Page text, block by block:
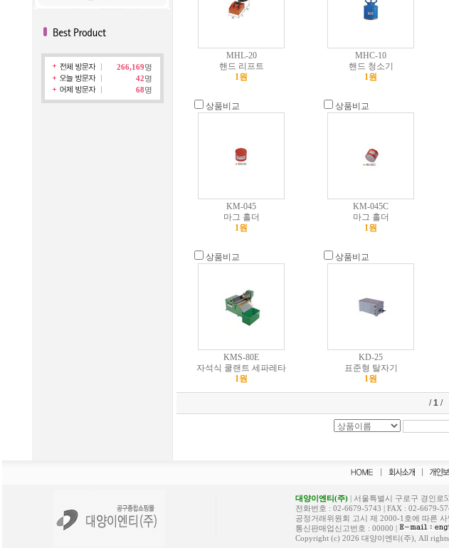
266,169명
42명
68명
MHL-20
핸드 리프트
1원
MHC-10
핸드 청소기
1원
상품비교
KM-045
마그 홀더
1원
상품비교
KM-045C
마그 홀더
1원
상품비교
KMS-80E
자석식 쿨랜트 세파레타
1원
상품비교
KD-25
표준형 탈자기
1원
/1/
대양이엔티(주)| 서울특별시 구로구 경인로
전화번호 : 02-6679-5743 | FAX : 02-6679-
공정거래위원회 고시 제 2000-1호에 따른
통신판매업신고번호 : 00000 |
Copyright (c) 2026 대양이엔티(주), All rights